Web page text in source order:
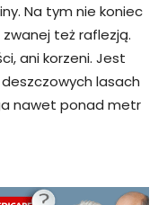
Na tym nie koniec
też raflezją.
ani korzeni. Jest
lasach
nawet ponad metr